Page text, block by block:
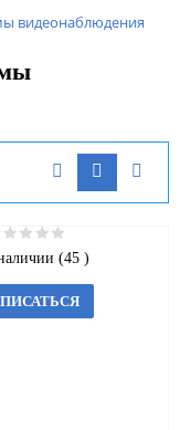
видеонаблюдения
(45 )